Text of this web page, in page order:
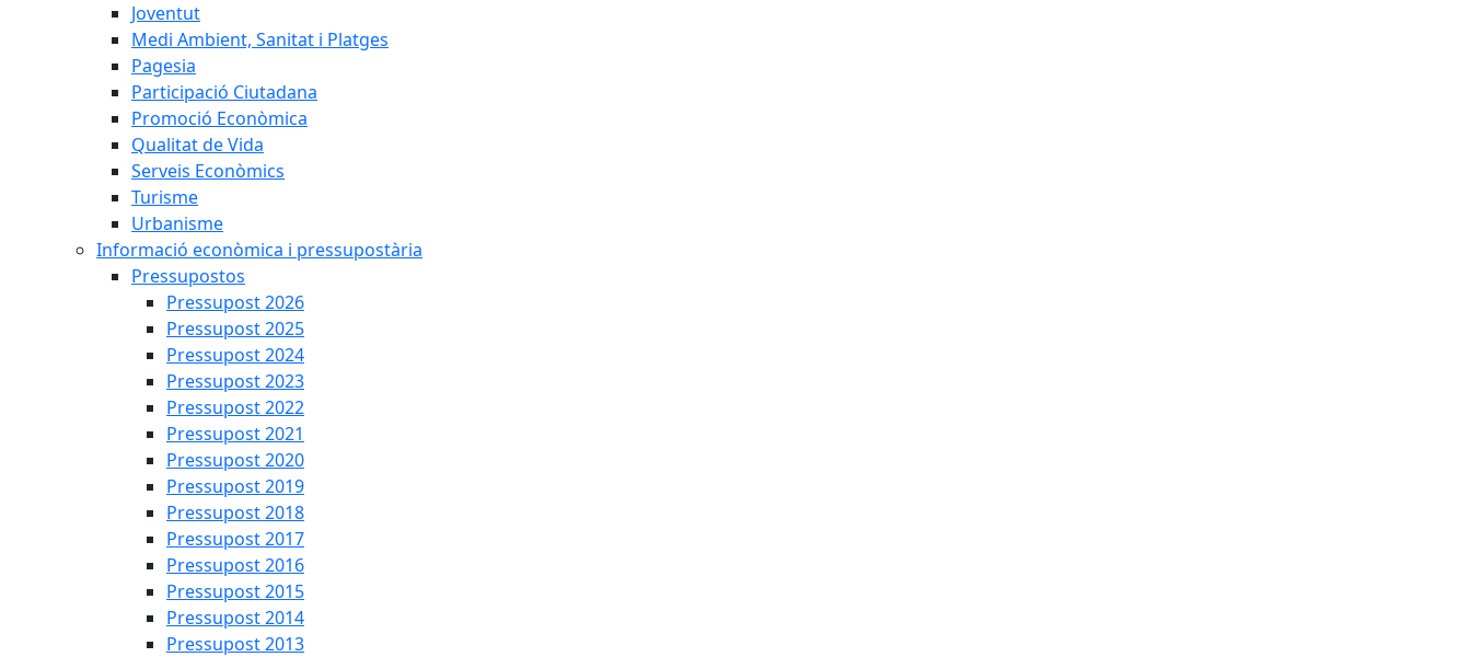
Joventut
Medi Ambient, Sanitat i Platges
Pagesia
Participació Ciutadana
Promoció Econòmica
Qualitat de Vida
Serveis Econòmics
Turisme
Urbanisme
Informació econòmica i pressupostària
Pressupostos
Pressupost 2026
Pressupost 2025
Pressupost 2024
Pressupost 2023
Pressupost 2022
Pressupost 2021
Pressupost 2020
Pressupost 2019
Pressupost 2018
Pressupost 2017
Pressupost 2016
Pressupost 2015
Pressupost 2014
Pressupost 2013